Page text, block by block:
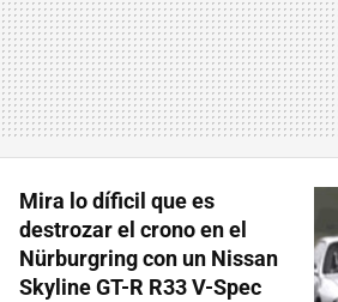
Mira lo díficil que es
destrozar el crono en el
Nürburgring con un Nissan
Skyline GT-R R33 V-Spec